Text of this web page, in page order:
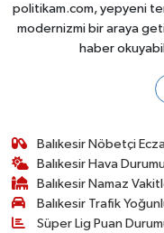
politikam.com, yepyeni
modernizmi bir araya
haber
Balıkesir Nöbetçi
Balıkesir Hava
Balıkesir Namaz
Balıkesir Trafik
Süper Lig Puan
SEYAHAT
SPOR
SÜRMANŞET